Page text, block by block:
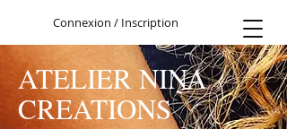
Connexion / Inscription
ATELIER NINA
CREATIONS